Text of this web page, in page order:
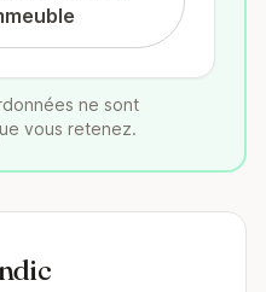
ne sont
vous retenez.